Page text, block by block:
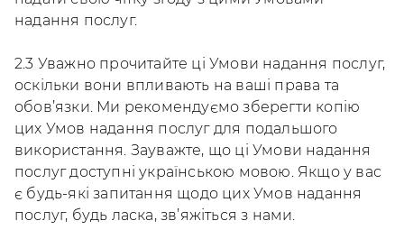
надання послуг.
2.3 Уважно прочитайте ці Умови надання послуг,
оскільки вони впливають на ваші права та
обов’язки. Ми рекомендуємо зберегти копію
цих Умов надання послуг для подальшого
використання. Зауважте, що ці Умови надання
послуг доступні українською мовою. Якщо у вас
є будь-які запитання щодо цих Умов надання
послуг, будь ласка, зв’яжіться з нами.